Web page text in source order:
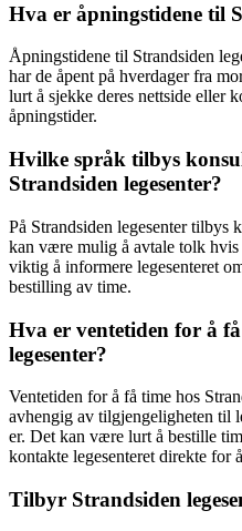
Hva er åpningstidene til
Åpningstidene til Strandsiden
har de åpent på hverdager fra
lurt å sjekke deres nettside eller
åpningstider.
Hvilke språk tilbys
Strandsiden legesenter?
På Strandsiden legesenter tilbys
kan være mulig å avtale tolk
viktig å informere legesenteret
bestilling av time.
Hva er ventetiden for å
legesenter?
Ventetiden for å få time hos
avhengig av tilgjengeligheten til
er. Det kan være lurt å bestille
kontakte legesenteret direkte for
Tilbyr Strandsiden